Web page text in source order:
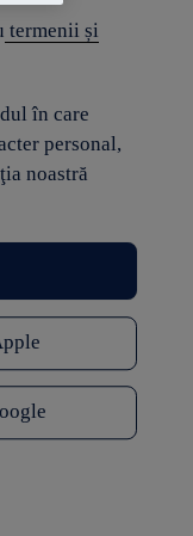
termenii și
în care
personal,
noastră